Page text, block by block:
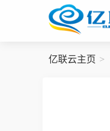
亿联云主页